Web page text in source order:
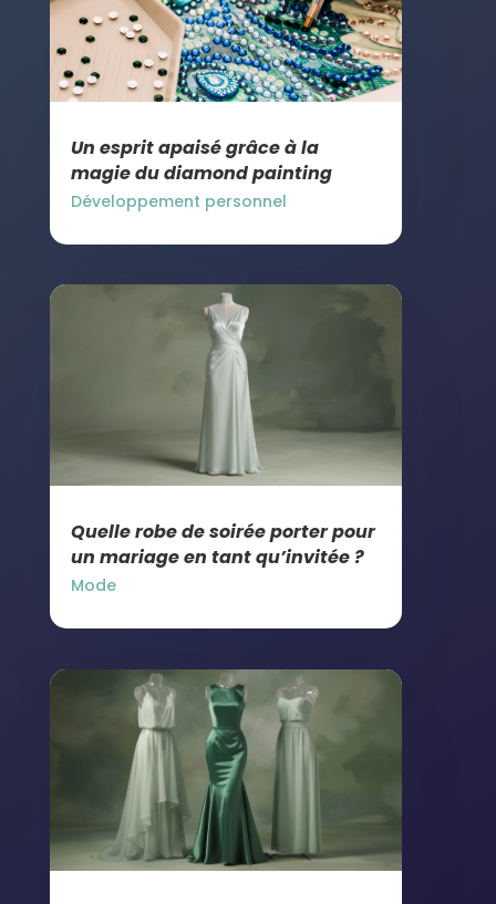
Un esprit apaisé grâce à la
magie du diamond painting
Développement personnel
Quelle robe de soirée porter pour
un mariage en tant qu’invitée ?
Mode